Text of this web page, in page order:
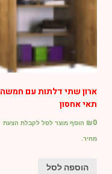
ארון שתי דלתות עם חמשה
תאי אחסון
₪0
הוסף מוצר לסל לקבלת הצעת
מחיר.
הוספה לסל